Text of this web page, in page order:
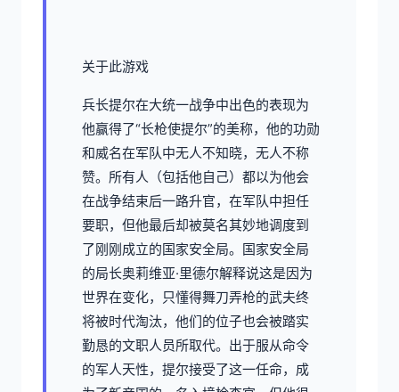
关于此游戏
兵长提尔在大统一战争中出色的表现为
他赢得了“长枪使提尔”的美称，他的功勋
和威名在军队中无人不知晓，无人不称
赞。所有人（包括他自己）都以为他会
在战争结束后一路升官，在军队中担任
要职，但他最后却被莫名其妙地调度到
了刚刚成立的国家安全局。国家安全局
的局长奥莉维亚·里德尔解释说这是因为
世界在变化，只懂得舞刀弄枪的武夫终
将被时代淘汰，他们的位子也会被踏实
勤恳的文职人员所取代。出于服从命令
的军人天性，提尔接受了这一任命，成